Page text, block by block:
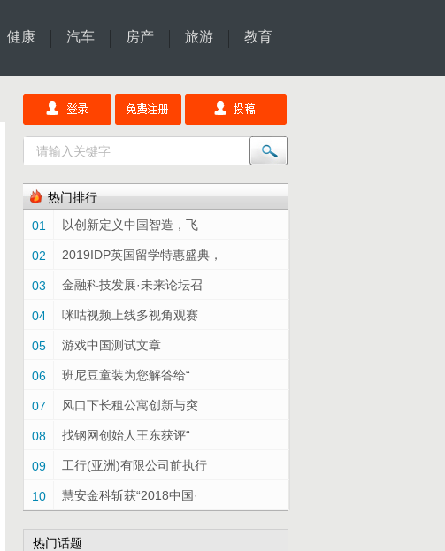
健康 汽车 房产 旅游 教育
热门排行
01
以创新定义中国智造，飞
02 2019IDP英国留学特惠盛典，
03 金融科技发展·未来论坛召
04 咪咕视频上线多视角观赛
05 游戏中国测试文章
06 班尼豆童装为您解答给“
07 风口下长租公寓创新与突
08 找钢网创始人王东获评“
09 工行(亚洲)有限公司前执行
10 慧安金科斩获“2018中国·
热门话题